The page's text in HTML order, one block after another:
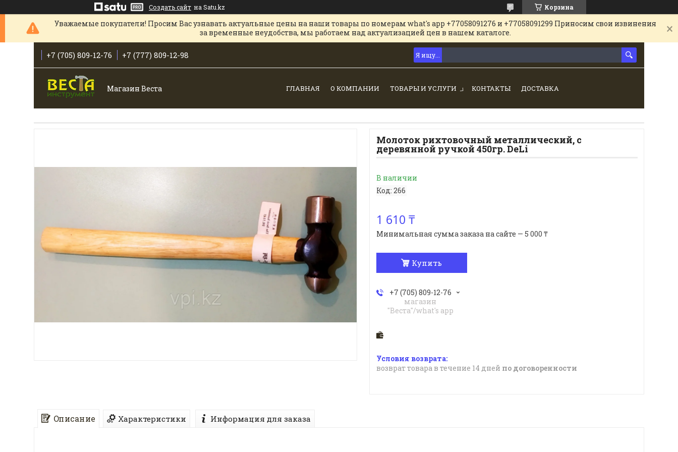
Создать сайт на Satu.kz Корзина
Уважаемые покупатели! Просим Вас узнавать актуальные цены на наши товары по номерам what's app +77058091276 и +77058091299 Приносим свои извинения
за временные неудобства, мы работаем над актуализацией цен в нашем каталоге.
+7 (705) 809-12-76 +7 (777) 809-12-98
Магазин Веста ГЛАВНАЯ О КОМПАНИИ ТОВАРЫ И УСЛУГИ КОНТАКТЫ ДОСТАВКА
Молоток рихтовочный металлический, с
деревянной ручкой 450гр. DeLi
В наличии
Код: 266
1 610 ₸
Минимальная сумма заказа на сайте — 5 000 ₸
Купить
+7 (705) 809-12-76
магазин
"Веста"/what's app
возврат товара в течение 14 дней по договоренности
Описание Характеристики Информация для заказа